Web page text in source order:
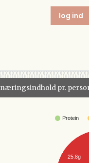
log ind
næringsindhold pr.
Protein
25.8g